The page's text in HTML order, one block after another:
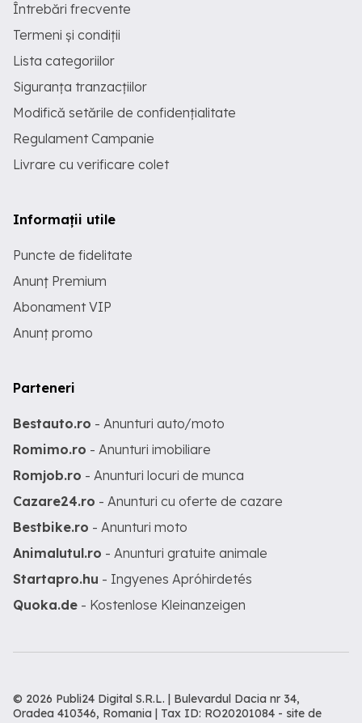
Întrebări frecvente
Termeni și condiții
Lista categoriilor
Siguranța tranzacțiilor
Modifică setările de confidențialitate
Regulament Campanie
Livrare cu verificare colet
Informații utile
Puncte de fidelitate
Anunț Premium
Abonament VIP
Anunț promo
Parteneri
Bestauto.ro - Anunturi auto/moto
Romimo.ro - Anunturi imobiliare
Romjob.ro - Anunturi locuri de munca
Cazare24.ro - Anunturi cu oferte de cazare
Bestbike.ro - Anunturi moto
Animalutul.ro - Anunturi gratuite animale
Startapro.hu - Ingyenes Apróhirdetés
Quoka.de - Kostenlose Kleinanzeigen
© 2026 Publi24 Digital S.R.L. | Bulevardul Dacia nr 34,
Oradea 410346, Romania | Tax ID: RO20201084 - site de